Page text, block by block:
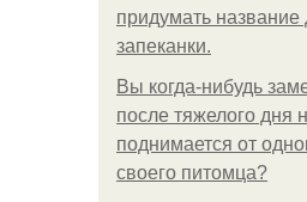
придумать
запеканки.
Вы когда-нибудь
после тяжелого дня
поднимается от
своего питомца?